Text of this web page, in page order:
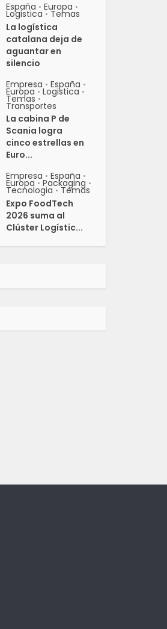
España • Europa •
Logistica • Temas
La logística
catalana deja de
aguantar en
silencio
Empresa • España •
Europa • Logistica •
Temas •
Transportes
La cabina P de
Scania logra
cinco estrellas en
Euro...
Empresa • España •
Europa • Packaging •
Tecnologia • Temas
Expo FoodTech
2026 suma al
Clúster Logístic...